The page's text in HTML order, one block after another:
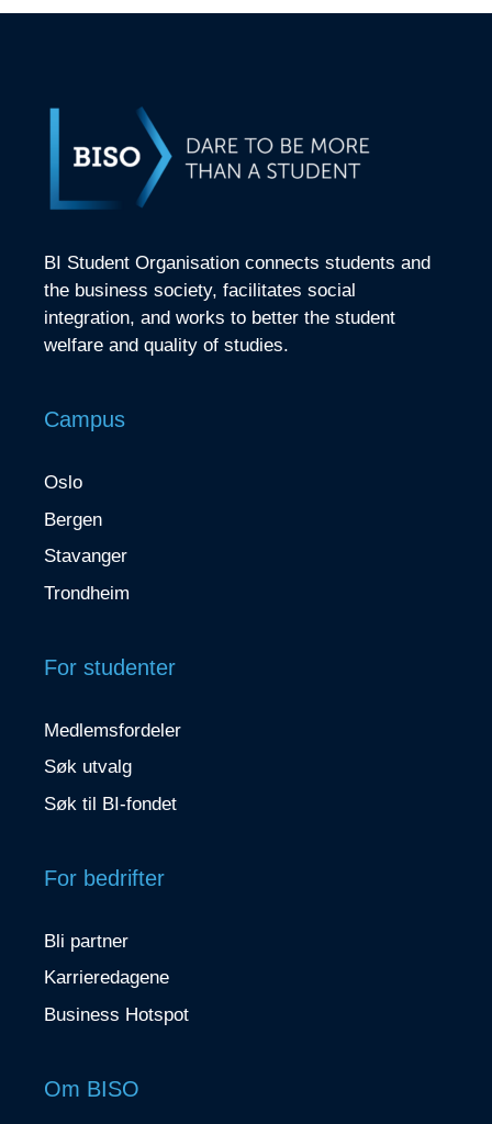
BI Student Organisation connects students and
the business society, facilitates social
integration, and works to better the student
welfare and quality of studies.
Campus
Oslo
Bergen
Stavanger
Trondheim
For studenter
Medlemsfordeler
Søk utvalg
Søk til BI-fondet
For bedrifter
Bli partner
Karrieredagene
Business Hotspot
Om BISO